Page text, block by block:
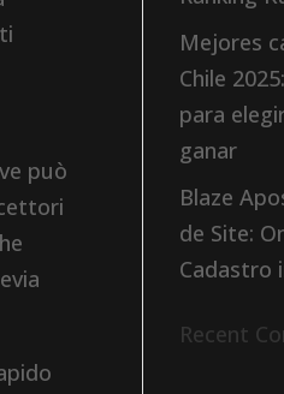
può
Mejores
Chile
para
ganar
Blaze
de Site:
Cadastro
Recent